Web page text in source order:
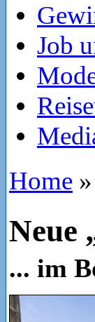
Job
Home »
Neue
... im